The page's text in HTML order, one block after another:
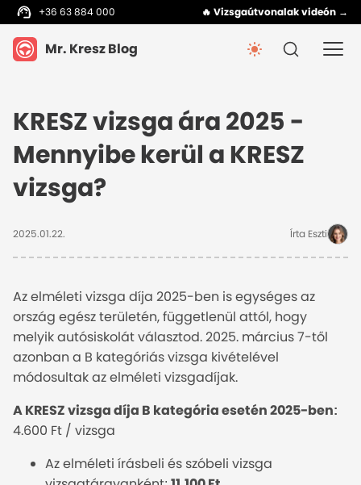
+36 63 884 000 🔥 Vizsgaútvonalak videón →
Mr. Kresz Blog
KRESZ vizsga ára 2025 -
Mennyibe kerül a KRESZ
vizsga?
2025.01.22. Írta Eszti
Az elméleti vizsga díja 2025-ben is egységes az
ország egész területén, függetlenül attól, hogy
melyik autósiskolát választod. 2025. március 7-től
azonban a B kategóriás vizsga kivételével
módosultak az elméleti vizsgadíjak.
A KRESZ vizsga díja B kategória esetén 2025-ben:
4.600 Ft / vizsga
Az elméleti írásbeli és szóbeli vizsga